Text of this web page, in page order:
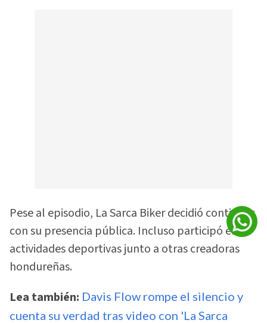
Pese al episodio, La Sarca Biker decidió continuar
con su presencia pública. Incluso participó en
actividades deportivas junto a otras creadoras
hondureñas.
Lea también: Davis Flow rompe el silencio y
cuenta su verdad tras video con 'La Sarca